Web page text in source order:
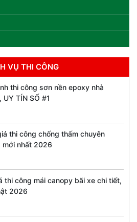
VỤ THI CÔNG
thi công sơn nền epoxy nhà
TÍN SỐ #1
thi công chống thấm chuyên
mới nhất 2026
thi công mái canopy bãi xe chi tiết,
2026